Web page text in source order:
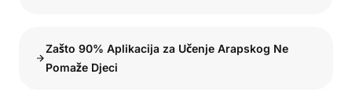
Zašto 90% Aplikacija za Učenje Arapskog Ne
Pomaže Djeci